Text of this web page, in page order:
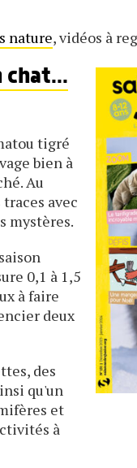
nature, vidéos à
chat...
tigré
bien à
Au
avec
mystères.
0,1 à 1,5
à faire
deux
des
qu'un
et
à